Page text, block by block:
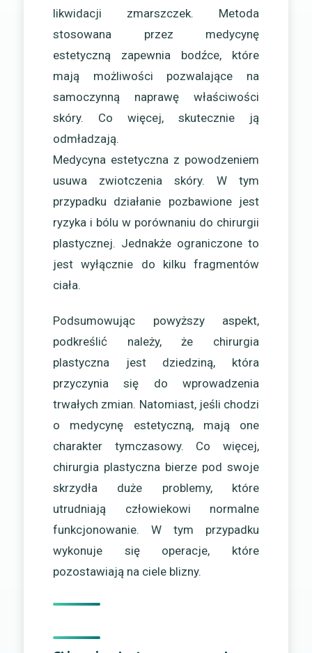
likwidacji zmarszczek. Metoda
stosowana przez medycynę
estetyczną zapewnia bodźce, które
mają możliwości pozwalające na
samoczynną naprawę właściwości
skóry. Co więcej, skutecznie ją
odmładzają.
Medycyna estetyczna z powodzeniem
usuwa zwiotczenia skóry. W tym
przypadku działanie pozbawione jest
ryzyka i bólu w porównaniu do chirurgii
plastycznej. Jednakże ograniczone to
jest wyłącznie do kilku fragmentów
ciała.
Podsumowując powyższy aspekt,
podkreślić należy, że chirurgia
plastyczna jest dziedziną, która
przyczynia się do wprowadzenia
trwałych zmian. Natomiast, jeśli chodzi
o medycynę estetyczną, mają one
charakter tymczasowy. Co więcej,
chirurgia plastyczna bierze pod swoje
skrzydła duże problemy, które
utrudniają człowiekowi normalne
funkcjonowanie. W tym przypadku
wykonuje się operacje, które
pozostawiają na ciele blizny.